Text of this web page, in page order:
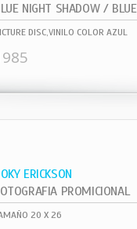
NIGHT SHADOW /
DISC,VINILO COLOR AZUL
ERICKSON
PROMICIONAL
20 X 26